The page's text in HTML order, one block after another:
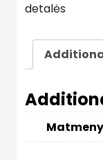
detalės